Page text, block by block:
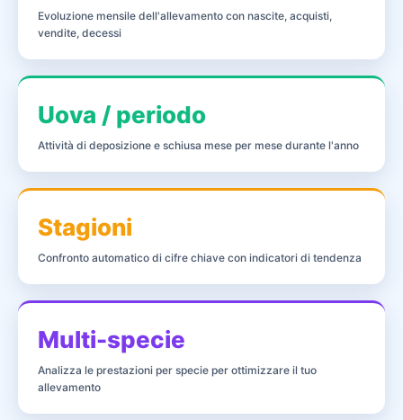
Evoluzione mensile dell'allevamento con nascite, acquisti,
vendite, decessi
Uova / periodo
Attività di deposizione e schiusa mese per mese durante l'anno
Stagioni
Confronto automatico di cifre chiave con indicatori di tendenza
Multi-specie
Analizza le prestazioni per specie per ottimizzare il tuo
allevamento